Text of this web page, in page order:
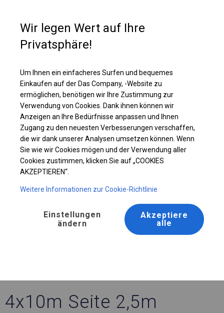
Ganzjährig geöffnete Zelthalle | 4x10 m
4x10m Seite 2,5m
Wir legen Wert auf Ihre
Privatsphäre!
Um Ihnen ein einfacheres Surfen und bequemes
Einkaufen auf der Das Company, -Website zu
ermöglichen, benötigen wir Ihre Zustimmung zur
Verwendung von Cookies. Dank ihnen können wir
Anzeigen an Ihre Bedürfnisse anpassen und Ihnen
Zugang zu den neuesten Verbesserungen verschaffen,
die wir dank unserer Analysen umsetzen können. Wenn
Sie wie wir Cookies mögen und der Verwendung aller
Cookies zustimmen, klicken Sie auf „COOKIES
AKZEPTIEREN“.
Weitere Informationen zur Cookie-Richtlinie
Einstellungen
ändern
Akzeptiere
alle